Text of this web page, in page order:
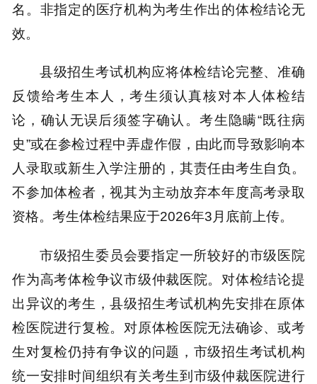
名。非指定的医疗机构为考生作出的体检结论无
效。
县级招生考试机构应将体检结论完整、准确
反馈给考生本人，考生须认真核对本人体检结
论，确认无误后须签字确认。考生隐瞒“既往病
史”或在参检过程中弄虚作假，由此而导致影响本
人录取或新生入学注册的，其责任由考生自负。
不参加体检者，视其为主动放弃本年度高考录取
资格。考生体检结果应于2026年3月底前上传。
市级招生委员会要指定一所较好的市级医院
作为高考体检争议市级仲裁医院。对体检结论提
出异议的考生，县级招生考试机构先安排在原体
检医院进行复检。对原体检医院无法确诊、或考
生对复检仍持有争议的问题，市级招生考试机构
统一安排时间组织有关考生到市级仲裁医院进行